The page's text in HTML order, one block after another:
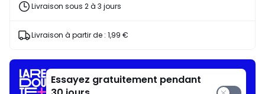
articles
J'en
Livraison sous 2 à 3 jours
Livraison à partir de : 1,99 €
Essayez gratuitement pendant